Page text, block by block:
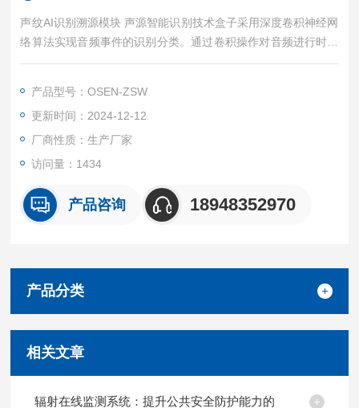
声纹AI识别溯源模块 声源智能识别技术盒子采用深度卷积神经网
络算法实现音频事件的识别分类。通过卷积操作对音频进行时域
特征和 logmel 频域特征的提取，并结合波形的时域特征和频域
最终以全连接网络分类器实现特征的类别分类。
产品型号：OSEN-ZSW
更新时间：2024-12-12
厂商性质：生产厂家
访问量：1434
产品咨询 18948352970
产品分类
相关文章
辐射在线监测系统：提升公共安全防护能力的